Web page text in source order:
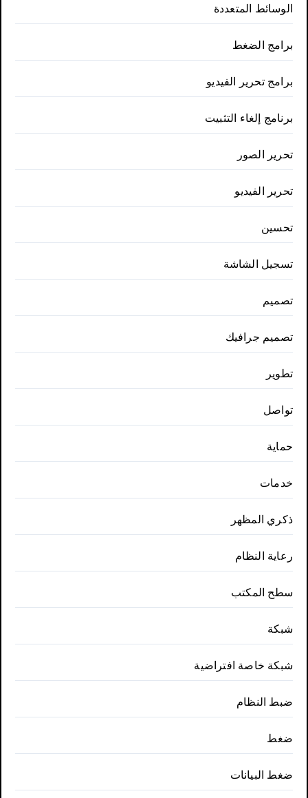
الوسائط المتعددة
برامج الضغط
برامج تحرير الفيديو
برنامج إلغاء التثبيت
تحرير الصور
تحرير الفيديو
تحسين
تسجيل الشاشة
تصميم
تصميم جرافيك
تطوير
تواصل
حماية
خدمات
ذكري المظهر
رعاية النظام
سطح المكتب
شبكة
شبكة خاصة افتراضية
ضبط النظام
ضغط
ضغط البيانات